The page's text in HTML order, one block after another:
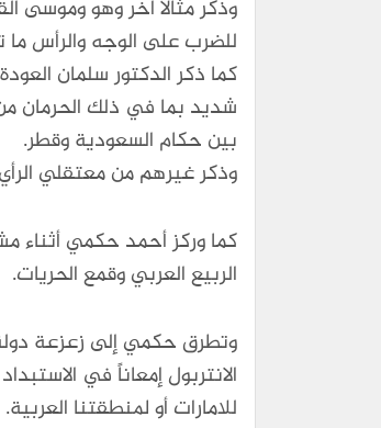
للضرب على الوجه والرأس
بين حكام السعودية وقطر.
وذكر غيرهم من معتقلي
كما وركز أحمد حكمي أثناء
الربيع العربي وقمع الحريات.
وتطرق حكمي إلى زعزعة دولة
الانتربول إمعاناً في
للامارات أو لمنطقتنا